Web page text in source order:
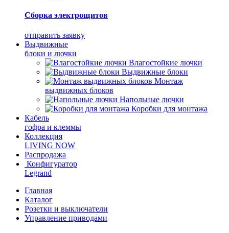
Сборка электрощитов
отправить заявку
Выдвижные
блоки и лючки
Влагостойкие лючки
Выдвижные блоки
Монтаж
выдвижных блоков
Напольные лючки
Коробки для монтажа
Кабель
гофра и клеммы
Коллекция
LIVING NOW
Распродажа
Конфигуратор
Legrand
Главная
Каталог
Розетки и выключатели
Управление приводами